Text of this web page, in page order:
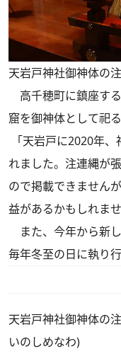
天岩戸神社御神体の注
高千穂町に鎮座す
窟を御神体として祀る
「天岩戸に2020年
れました。注連縄が
ので掲載できません
益があるかもしれませ
また、今年から新
毎年冬至の日に執り
天岩戸神社御神体の
いのしめなわ)